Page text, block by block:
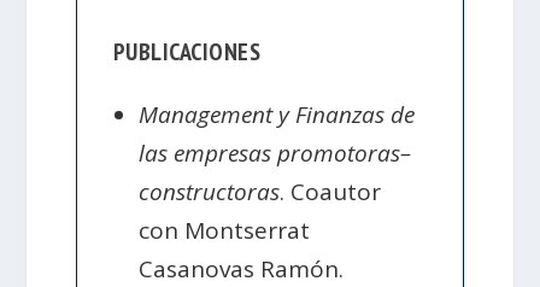
PUBLICACIONES
Management y Finanzas de
las empresas promotoras–
constructoras. Coautor
con Montserrat
Casanovas Ramón.